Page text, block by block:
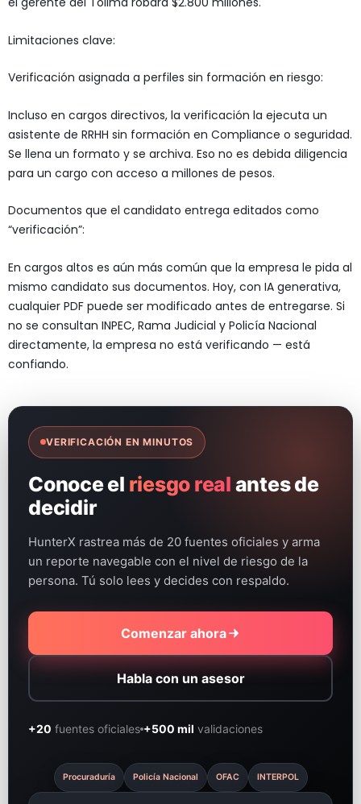
Limitaciones clave:
Verificación asignada a perfiles sin formación en riesgo:
Incluso en cargos directivos, la verificación la ejecuta un
asistente de RRHH sin formación en Compliance o seguridad.
Se llena un formato y se archiva. Eso no es debida diligencia
para un cargo con acceso a millones de pesos.
Documentos que el candidato entrega editados como
“verificación”:
En cargos altos es aún más común que la empresa le pida al
mismo candidato sus documentos. Hoy, con IA generativa,
cualquier PDF puede ser modificado antes de entregarse. Si
no se consultan INPEC, Rama Judicial y Policía Nacional
directamente, la empresa no está verificando — está
confiando.
VERIFICACIÓN EN MINUTOS
Conoce el riesgo real antes de
decidir
HunterX rastrea más de 20 fuentes oficiales y arma
un reporte navegable con el nivel de riesgo de la
persona. Tú solo lees y decides con respaldo.
Comenzar ahora
Habla con un asesor
+20 fuentes oficiales +500 mil validaciones
Procuraduría Policía Nacional OFAC INTERPOL